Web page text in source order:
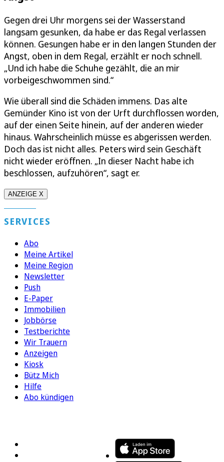
Gegen drei Uhr morgens sei der Wasserstand
langsam gesunken, da habe er das Regal verlassen
können. Gesungen habe er in den langen Stunden der
Angst, oben in dem Regal, erzählt er noch schnell.
„Und ich habe die Schuhe gezählt, die an mir
vorbeigeschwommen sind.“
Wie überall sind die Schäden immens. Das alte
Gemünder Kino ist von der Urft durchflossen worden,
auf der einen Seite hinein, auf der anderen wieder
hinaus. Wahrscheinlich müsse es abgerissen werden.
Doch das ist nicht alles. Peters wird sein Geschäft
nicht wieder eröffnen. „In dieser Nacht habe ich
beschlossen, aufzuhören“, sagt er.
ANZEIGE X
SERVICES
Abo
Meine Artikel
Meine Region
Newsletter
Push
E-Paper
Immobilien
Jobbörse
Testberichte
Wir Trauern
Anzeigen
Kiosk
Bütz Mich
Hilfe
Abo kündigen